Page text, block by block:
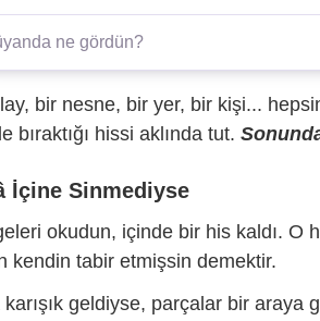
bir nesne, bir yer, bir kişi...
bıraktığı hissi aklında tut.
İçine Sinmediyse
okudun, içinde bir his kaldı. O
kendin tabir etmişsin demektir.
karışık geldiyse, parçalar bir araya